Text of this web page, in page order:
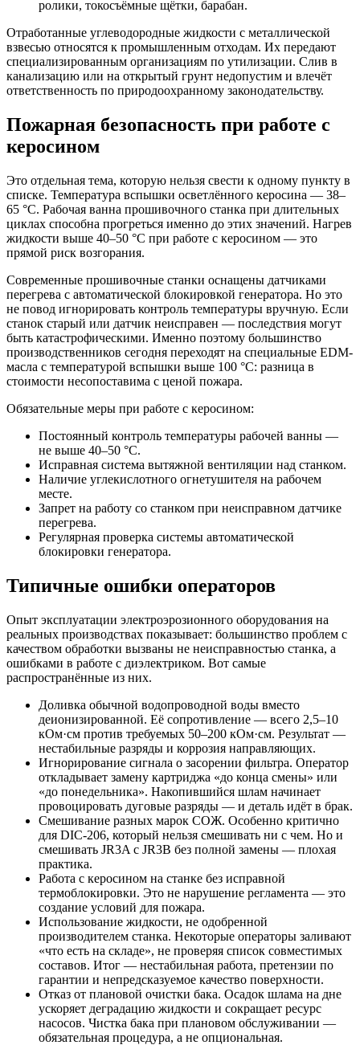
ролики, токосъёмные щётки, барабан.
Отработанные углеводородные жидкости с металлической
взвесью относятся к промышленным отходам. Их передают
специализированным организациям по утилизации. Слив в
канализацию или на открытый грунт недопустим и влечёт
ответственность по природоохранному законодательству.
Пожарная безопасность при работе с
керосином
Это отдельная тема, которую нельзя свести к одному пункту в
списке. Температура вспышки осветлённого керосина — 38–
65 °C. Рабочая ванна прошивочного станка при длительных
циклах способна прогреться именно до этих значений. Нагрев
жидкости выше 40–50 °C при работе с керосином — это
прямой риск возгорания.
Современные прошивочные станки оснащены датчиками
перегрева с автоматической блокировкой генератора. Но это
не повод игнорировать контроль температуры вручную. Если
станок старый или датчик неисправен — последствия могут
быть катастрофическими. Именно поэтому большинство
производственников сегодня переходят на специальные EDM-
масла с температурой вспышки выше 100 °C: разница в
стоимости несопоставима с ценой пожара.
Обязательные меры при работе с керосином:
Постоянный контроль температуры рабочей ванны —
не выше 40–50 °C.
Исправная система вытяжной вентиляции над станком.
Наличие углекислотного огнетушителя на рабочем
месте.
Запрет на работу со станком при неисправном датчике
перегрева.
Регулярная проверка системы автоматической
блокировки генератора.
Типичные ошибки операторов
Опыт эксплуатации электроэрозионного оборудования на
реальных производствах показывает: большинство проблем с
качеством обработки вызваны не неисправностью станка, а
ошибками в работе с диэлектриком. Вот самые
распространённые из них.
Доливка обычной водопроводной воды вместо
деионизированной. Её сопротивление — всего 2,5–10
кОм·см против требуемых 50–200 кОм·см. Результат —
нестабильные разряды и коррозия направляющих.
Игнорирование сигнала о засорении фильтра. Оператор
откладывает замену картриджа «до конца смены» или
«до понедельника». Накопившийся шлам начинает
провоцировать дуговые разряды — и деталь идёт в брак.
Смешивание разных марок СОЖ. Особенно критично
для DIC-206, который нельзя смешивать ни с чем. Но и
смешивать JR3A с JR3B без полной замены — плохая
практика.
Работа с керосином на станке без исправной
термоблокировки. Это не нарушение регламента — это
создание условий для пожара.
Использование жидкости, не одобренной
производителем станка. Некоторые операторы заливают
«что есть на складе», не проверяя список совместимых
составов. Итог — нестабильная работа, претензии по
гарантии и непредсказуемое качество поверхности.
Отказ от плановой очистки бака. Осадок шлама на дне
ускоряет деградацию жидкости и сокращает ресурс
насосов. Чистка бака при плановом обслуживании —
обязательная процедура, а не опциональная.